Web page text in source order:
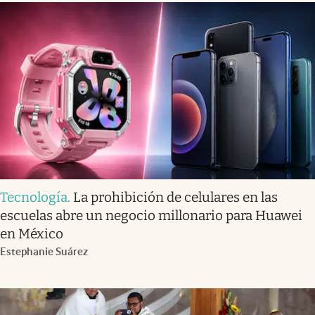
Tecnología. La prohibición de celulares en las
escuelas abre un negocio millonario para Huawei
en México
Estephanie Suárez